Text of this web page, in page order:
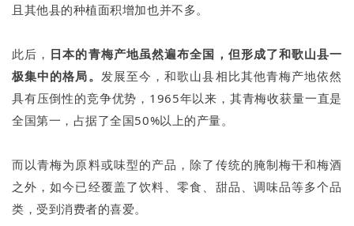
且其他县的种植面积增加也并不多。
此后， 日本的青梅产地虽然遍布全国，但形成了和歌山县一
极集中的格局。 发展至今，和歌山县相比其他青梅产地依然
具有压倒性的竞争优势，1965年以来，其青梅收获量一直是
全国第一，占据了全国50%以上的产量。
而以青梅为原料或味型的产品，除了传统的腌制梅干和梅酒
之外，如今已经覆盖了饮料、零食、甜品、调味品等多个品
类，受到消费者的喜爱。